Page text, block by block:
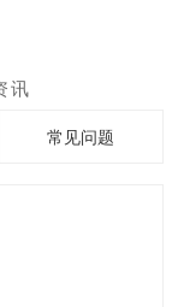
常见问题